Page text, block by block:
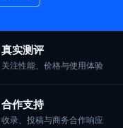
真实测评
关注性能、价格与使用体验
合作支持
收录、投稿与商务合作响应